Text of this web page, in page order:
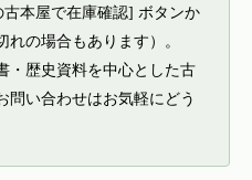
本屋で在庫確認] ボタンか
の場合もあります）。
・歴史資料を中心とした古
問い合わせはお気軽にどう